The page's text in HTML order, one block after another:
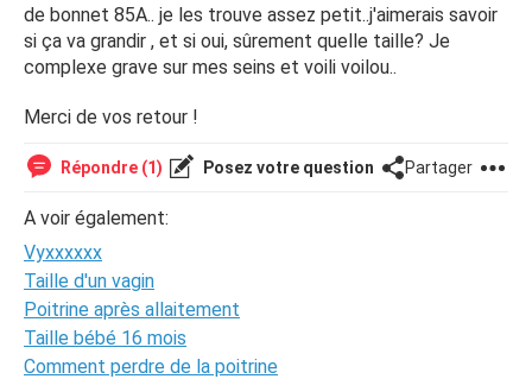
de bonnet 85A.. je les trouve assez petit..j'aimerais savoir
si ça va grandir , et si oui, sûrement quelle taille? Je
complexe grave sur mes seins et voili voilou..
Merci de vos retour !
Répondre (1) Posez votre question Partager
A voir également:
Vyxxxxxx
Taille d'un vagin
Poitrine après allaitement
Taille bébé 16 mois
Comment perdre de la poitrine